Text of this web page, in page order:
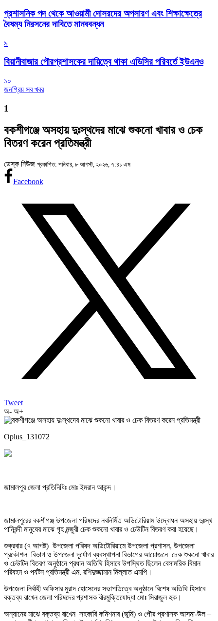
প্রশাসনিক পদ থেকে আওয়ামী দোসরদের অপসারণ এবং শিক্ষাক্ষেত্রে
বৈষম্য নিরসনের দাবিতে মানববন্ধন
৯
বিয়ানীবাজার পৌরপ্রশাসকের দায়িত্বে থাকা এডিসির পরিবর্তে ইউএনও
১০
জনপ্রিয় সব খবর
1
বকশীগঞ্জে অসহায় দুঃস্থদের মাঝে শুকনো খাবার ও চেক
বিতরণ করেন প্রতিমন্ত্রী
ডেস্ক নিউজ প্রকাশিত: শনিবার, ৮ আগস্ট, ২০২৬, ৭:৪১ এম
Facebook
Tweet
অ- অ+
Oplus_131072
জামালপুর জেলা প্রতিনিধিঃ মোঃ ইমরান আকন্দ।
জামালপুরের বকশীগঞ্জ উপজেলা পরিষদের নবনির্মিত অডিটোরিয়াম উদ্বোধন অসহায় দুঃস্থ
পানিবন্দী মানুষের মাঝে গৃহ মন্জুরী চেক শুকনো খাবার ও ঢেউটিন বিতরণ করা হয়েছে।
শুক্রবার (৭ আগষ্ট) উপজেলা পরিষদ অডিটোরিয়ামে উপজেলা প্রশাসন, উপজেলা
প্রকৌশল বিভাগ ও উপজেলা দূর্যোগ ব্যবস্থাপনা বিভাগের আয়োজনে চেক শুকনো খাবার
ও ঢেউটিন বিতরণ অনুষ্ঠানে প্রধান অতিথি হিসাবে উপস্থিত ছিলেন বেসামরিক বিমান
পরিবহন ও পর্যটন প্রতিমন্ত্রী এম. রশিদুজ্জামান মিল্লাত এমপি।
উপজেলা নির্বাহী অফিসার মুরাদ হোসেনের সভাপতিত্বে অনুষ্ঠানে বিশেষ অতিথি হিসাবে
বক্তব্য রাখেন জেলা পরিষদের প্রশাসক বীরমুক্তিযোদ্ধা মোঃ সিরাজুল হক।
অন্যানের মাঝে বক্তব্য রাখেন সহকারি কমিশনার (ভূমি) ও পৌর প্রশাসক আসমা-উল –